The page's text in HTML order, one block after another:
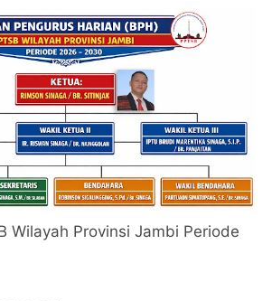
Wilayah Provinsi Jambi Periode